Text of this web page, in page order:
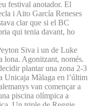
festival anotador. El
i Aito García Reneses
clar que si el BC
qui tenia davant, ho
Siva i un de Luke
lona. Agonitzant, només.
plantar una zona 2-3
Unicaja Màlaga en l’últim
van començar a
piscina olímpica a